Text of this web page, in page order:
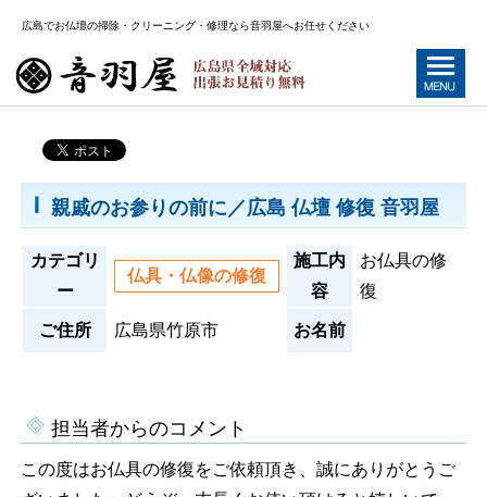
広島でお仏壇の掃除・クリーニング・修理なら音羽屋へお任せください
親戚のお参りの前に／広島 仏壇 修復 音羽屋
カテゴリ
ー
仏具・仏像の修復
施工内
容
お仏具の修
復
ご住所 広島県竹原市 お名前
担当者からのコメント
この度はお仏具の修復をご依頼頂き、誠にありがとうご